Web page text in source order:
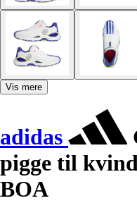
Vis mere
adidas
pigge til
BOA